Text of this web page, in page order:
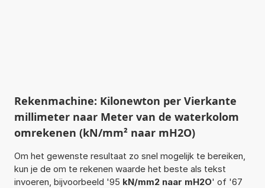
Rekenmachine: Kilonewton per Vierkante
millimeter naar Meter van de waterkolom
omrekenen (kN/mm² naar mH2O)
Om het gewenste resultaat zo snel mogelijk te bereiken,
kun je de om te rekenen waarde het beste als tekst
invoeren, bijvoorbeeld '95 kN/mm2 naar mH2O' of '67